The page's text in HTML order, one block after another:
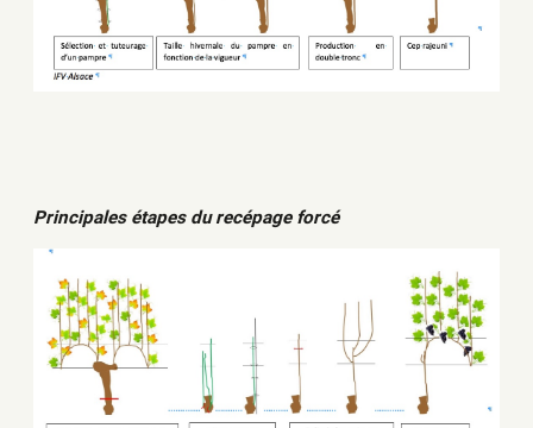
Principales étapes du recépage forcé